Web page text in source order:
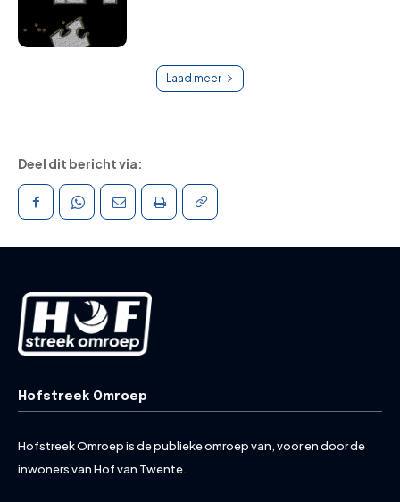
Laad meer
Deel dit bericht via:
Hofstreek Omroep
Hofstreek Omroep is de publieke omroep van, voor en door de
inwoners van Hof van Twente.